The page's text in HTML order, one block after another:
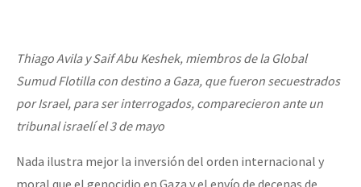
Thiago Avila y Saif Abu Keshek, miembros de la Global
Sumud Flotilla con destino a Gaza, que fueron secuestrados
por Israel, para ser interrogados, comparecieron ante un
tribunal israelí el 3 de mayo
Nada ilustra mejor la inversión del orden internacional y
moral que el genocidio en Gaza y el envío de decenas de